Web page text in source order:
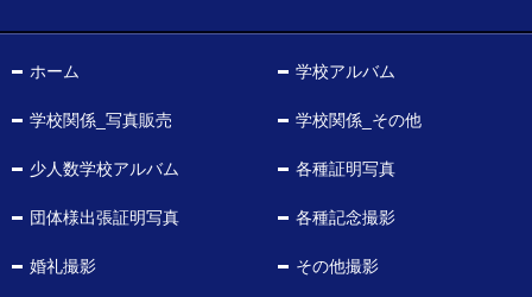
ホーム 学校アルバム
学校関係_写真販売 学校関係_その他
少人数学校アルバム 各種証明写真
団体様出張証明写真 各種記念撮影
婚礼撮影 その他撮影